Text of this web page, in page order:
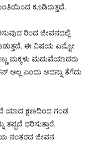
ಕೂಡಿರುತ್ತದೆ.
ರಿಂದ ಜೀವನದಲ್ಲಿ
ಈ ವಿಷಯ ಎಷ್ಟೋ
ಮಕ್ಕಳು ಮದುವೆಯಾದರು
ಅಲ್ಲ ಎಂದು ಅದನ್ನು ತೆಗೆದು
ಯಾದ ಕ್ಷಣದಿಂದ ಗಂಡ
ತಪ್ಪದೆ ಧರಿಸುತ್ತಾರೆ.
ನಂತರದ ಜೀವನ